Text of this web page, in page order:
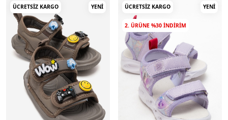
ÜCRETSIZ KARGO YENI ÜCRETSIZ KARGO YENI
2. ÜRÜNE %30 INDIRIM